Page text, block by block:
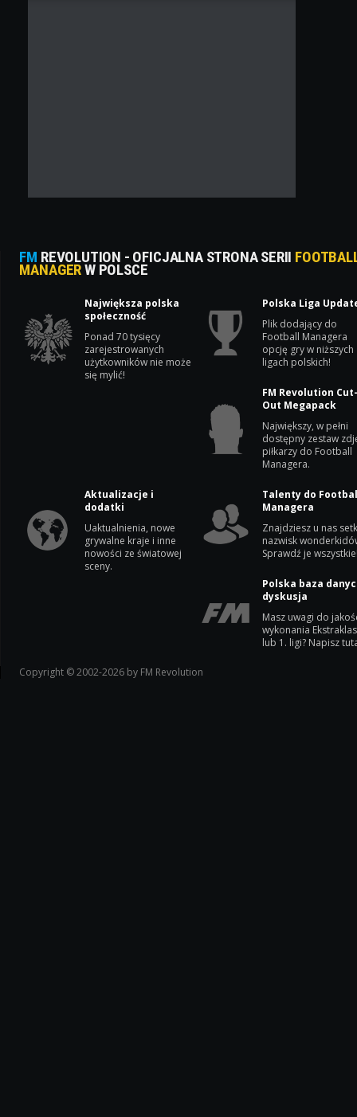
FM REVOLUTION - OFICJALNA STRONA SERII
MANAGERW POLSCE
Największa polska
społeczność
Ponad 70 tysięcy
zarejestrowanych
użytkowników nie może
się mylić!
Polska Liga
Plik dodający do
Football Managera
opcję gry w niższych
ligach polskich!
FM Revolution
Out Megapack
Największy, w pełni
dostępny zestaw
piłkarzy do Football
Managera.
Aktualizacje i
dodatki
Uaktualnienia, nowe
grywalne kraje i inne
nowości ze światowej
sceny.
Talenty do
Managera
Znajdziesz u nas
nazwisk
Sprawdź je
Polska baza
dyskusja
Masz uwagi do
wykonania
lub 1. ligi? Napisz
Copyright © 2002-2026 by FM Revolution